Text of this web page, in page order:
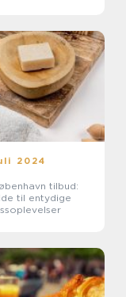
2024
tilbud:
til entydige